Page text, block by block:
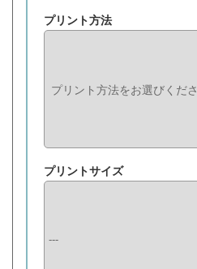
プリント方法
プリントサイズ